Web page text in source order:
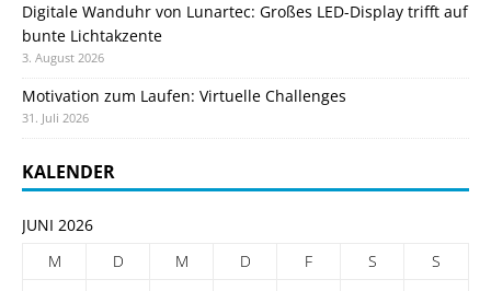
Digitale Wanduhr von Lunartec: Großes LED-Display trifft auf
bunte Lichtakzente
3. August 2026
Motivation zum Laufen: Virtuelle Challenges
31. Juli 2026
KALENDER
JUNI 2026
M
D M D F S
S